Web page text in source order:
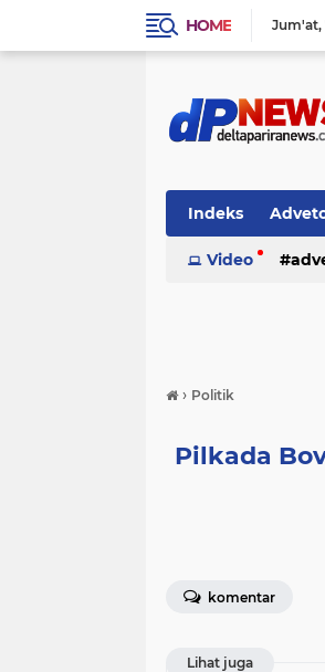
HOME Jum'at
Indeks
Video
› Politik
Pilkada
komentar
Lihat juga